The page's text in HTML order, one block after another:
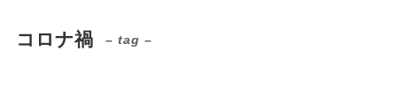
コロナ禍 – tag –